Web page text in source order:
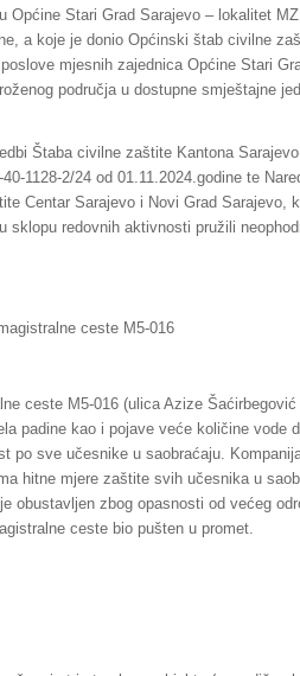
Općine Stari Grad Sarajevo – lokalitet
a koje je donio Općinski štab civilne
mjesnih zajednica Općine Stari
područja u dostupne smještajne
Štaba civilne zaštite Kantona
1128-2/24 od 01.11.2024.godine te
Centar Sarajevo i Novi Grad
sklopu redovnih aktivnosti pružili
ceste M5-016
ceste M5-016 (ulica Azize
padine kao i pojave veće količine
po sve učesnike u saobraćaju.
hitne mjere zaštite svih učesnika u
obustavljen zbog opasnosti od većeg
ceste bio pušten u promet.